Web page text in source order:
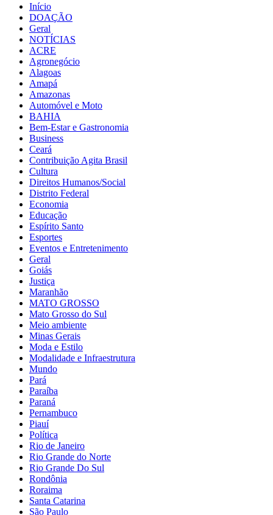
Início
DOAÇÃO
Geral
NOTÍCIAS
ACRE
Agronegócio
Alagoas
Amapá
Amazonas
Automóvel e Moto
BAHIA
Bem-Estar e Gastronomia
Business
Ceará
Contribuição Agita Brasil
Cultura
Direitos Humanos/Social
Distrito Federal
Economia
Educação
Espírito Santo
Esportes
Eventos e Entretenimento
Geral
Goiás
Justiça
Maranhão
MATO GROSSO
Mato Grosso do Sul
Meio ambiente
Minas Gerais
Moda e Estilo
Modalidade e Infraestrutura
Mundo
Pará
Paraíba
Paraná
Pernambuco
Piauí
Política
Rio de Janeiro
Rio Grande do Norte
Rio Grande Do Sul
Rondônia
Roraima
Santa Catarina
São Paulo